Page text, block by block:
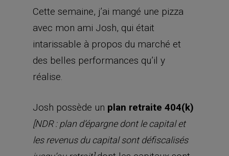
Cette semaine, j’ai mangé une pizza
avec mon ami Josh, qui était
intarissable à propos du marché et
des belles performances qu’il y
réalise.
Josh possède un plan retraite 404(k)
[NDR : plan d’épargne dont le capital et
les revenus du capital sont défiscalisés